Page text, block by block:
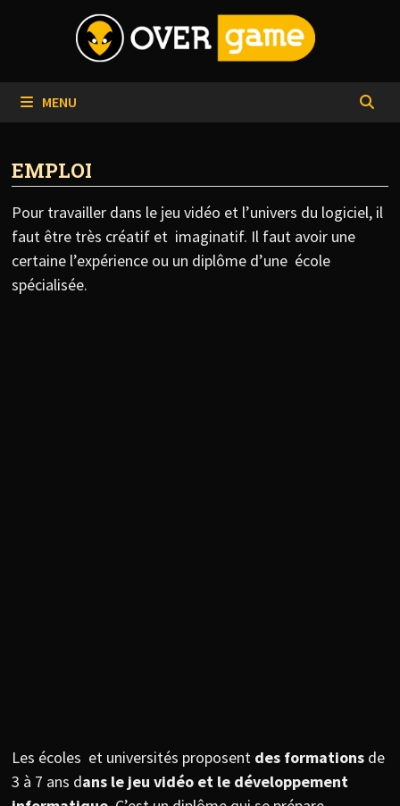
MENU
EMPLOI
Pour travailler dans le jeu vidéo et l’univers du logiciel, il
faut être très créatif et imaginatif. Il faut avoir une
certaine l’expérience ou un diplôme d’une école
spécialisée.
Les écoles et universités proposent des formationsde
3 à 7 ans dans le jeu vidéo et le développement